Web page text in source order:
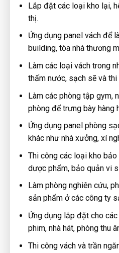
Lắp đặt các loại kho lại,
thị.
Ứng dụng panel vách để
building, tòa nhà thương
Làm các loại vách trong
thấm nước, sạch sẽ và thi
Làm các phòng tập gym,
phòng để trưng bày hàng
Ứng dụng panel phòng
khác như nhà xưởng, xí
Thi công các loại kho bảo
dược phẩm, bảo quản vi
Làm phòng nghiên cứu,
sản phẩm ở các công ty
Ứng dụng lắp đặt cho
phim, nhà hát, phòng thu
Thi công vách và trần